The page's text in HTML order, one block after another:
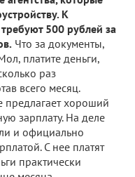
К
500 рублей за
Что за документы,
платите деньги,
раз
всего месяц.
предлагает хороший
зарплату. На деле
и официально
С нее платят
практически